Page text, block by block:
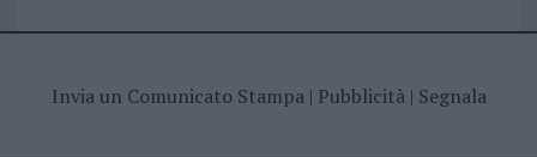
Invia un Comunicato Stampa| Pubblicità| Segnala